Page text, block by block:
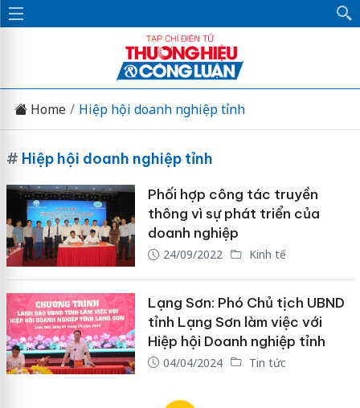
Home Hiệp hội doanh nghiệp tỉnh
# Hiệp hội doanh nghiệp tỉnh
Phối hợp công tác truyền
thông vì sự phát triển của
doanh nghiệp
24/09/2022 Kinh tế
Lạng Sơn: Phó Chủ tịch UBND
tỉnh Lạng Sơn làm việc với
Hiệp hội Doanh nghiệp tỉnh
04/04/2024 Tin tức